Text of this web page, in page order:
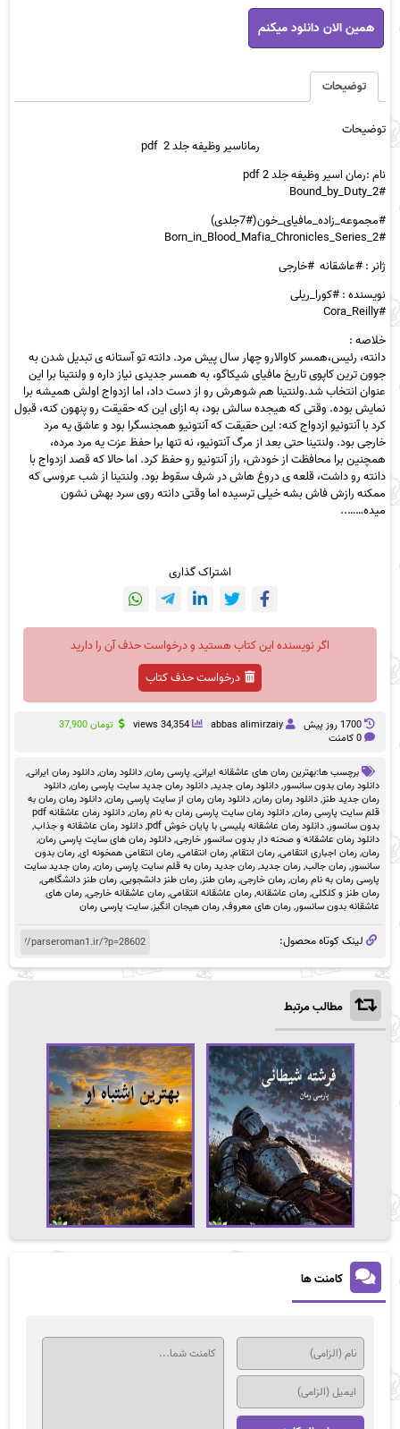
رمان
اسیر
وظیفه
pdf
همین الان دانلود میکنم
توضیحات
توضیحات
رماناسیر وظیفه جلد 2 pdf
نام :رمان اسیر وظیفه جلد 2 pdf
#Bound_by_Duty_2
#مجموعه_زاده_مافیای_خون(#7جلدی)
#Born_in_Blood_Mafia_Chronicles_Series_2
ژانر : #عاشقانه #خارجی
نویسنده : #کورا_ریلی
#Cora_Reilly
خلاصه :
دانته، رئیس،همسر کاوالارو چهار سال پیش مرد. دانته تو آستانه ی تبدیل شدن به
جوون ترین کاپوی تاریخ مافیای شیکاگو، به همسر جدیدی نیاز داره و ولنتینا برا این
عنوان انتخاب شد.ولنتینا هم شوهرش رو از دست داد، اما ازدواج اولش همیشه برا
نمایش بوده. وقتی که هیجده سالش بود، به ازای این که حقیقت رو پنهون کنه، قبول
کرد با آنتونیو ازدواج کنه: این حقیقت که آنتونیو همجنسگرا بود و عاشق یه مرد
خارجی بود. ولنتینا حتی بعد از مرگ آنتونیو، نه تنها برا حفظ عزت یه مرد مرده،
همچنین برا محافظت از خودش، راز آنتونیو رو حفظ کرد. اما حالا که قصد ازدواج با
دانته رو داشت، قلعه ی دروغ هاش در شرف سقوط بود. ولنتینا از شب عروسی که
ممکنه رازش فاش بشه خیلی ترسیده اما وقتی دانته روی سرد بهش نشون
میده……..
اشتراک گذاری
اگر نویسنده این کتاب هستید و درخواست حذف آن را دارید
درخواست حذف کتاب
1700 روز پيش abbas alimirzaiy
34,354 views تومان37,900
0 کامنت
برچسب ها:بهترین رمان های عاشقانه ایرانی, پارسی رمان,دانلود رمان,دانلود رمان ایرانی,
دانلود رمان بدون سانسور,دانلود رمان جدید,دانلود رمان جدید سایت پارسی رمان,دانلود
رمان جدید طنز,دانلود رمان رمان,دانلود رمان رمان از سایت پارسی رمان,دانلود رمان رمان به
قلم سایت پارسی رمان,دانلود رمان سایت پارسی رمان به نام رمان,
دانلود رمان عاشقانه pdf
بدون سانسور,دانلود رمان عاشقانه پلیسی با پایان خوش pdf ,دانلود رمان عاشقانه و جذاب,
دانلود رمان عاشقانه و صحنه دار بدون سانسور خارجی,دانلود رمان های سایت پارسی رمان,
رمان,رمان اجباری انتقامی,رمان انتقام,رمان انتقامی,رمان انتقامی همخونه ای,رمان بدون
سانسور,رمان جالب,رمان جدید,رمان جدید رمان به قلم سایت پارسی رمان,رمان جدید سایت
پارسی رمان به نام رمان,رمان خارجی,رمان طنز,رمان طنز دانشجویی,رمان طنز دانشگاهی,
رمان طنز و کلکلی,رمان عاشقانه,رمان عاشقانه انتقامی,رمان عاشقانه خارجی,رمان های
عاشقانه بدون سانسور,رمان های معروف,رمان هیجان انگیز,سایت پارسی رمان
لینک کوتاه محصول:
مطالب مرتبط
کامنت ها